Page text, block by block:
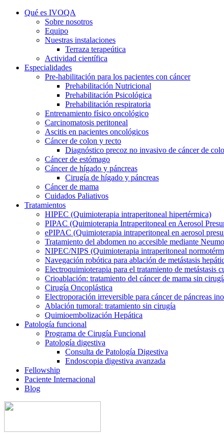
Qué es IVOQA
Sobre nosotros
Equipo
Nuestras instalaciones
Terraza terapeútica
Actividad científica
Especialidades
Pre-habilitación para los pacientes con cáncer
Prehabilitación Nutricional
Prehabilitación Psicológica
Prehabilitación respiratoria
Entrenamiento físico oncológico
Carcinomatosis peritoneal
Ascitis en pacientes oncológicos
Cáncer de colon y recto
Diagnóstico precoz no invasivo de cáncer de
Cáncer de estómago
Cáncer de hígado y páncreas
Cirugía de hígado y páncreas
Cáncer de mama
Cuidados Paliativos
Tratamientos
HIPEC (Quimioterapia intraperitoneal hipertérmica)
PIPAC (Quimioterapia Intraperitoneal en Aerosol
ePIPAC (Quimioterapia intraperitoneal en aerosol
Tratamiento del abdomen no accesible mediante
NIPEC/NIPS (Quimioterapia intraperitoneal
Navegación robótica para ablación de metástasis
Electroquimioterapia para el tratamiento de metástasis
Crioablación: tratamiento del cáncer de mama sin
Cirugía Oncoplástica
Electroporación irreversible para cáncer de páncreas
Ablación tumoral: tratamiento sin cirugía
Quimioembolización Hepática
Patología funcional
Programa de Cirugía Funcional
Patología digestiva
Consulta de Patología Digestiva
Endoscopia digestiva avanzada
Fellowship
Paciente Internacional
Blog